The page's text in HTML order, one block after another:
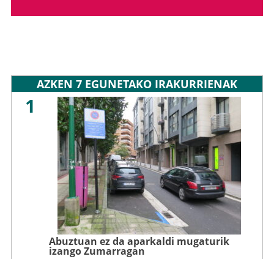
AZKEN 7 EGUNETAKO IRAKURRIENAK
1
Abuztuan ez da aparkaldi mugaturik
izango Zumarragan